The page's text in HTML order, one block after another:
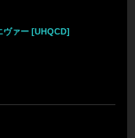
ヴァー [UHQCD]